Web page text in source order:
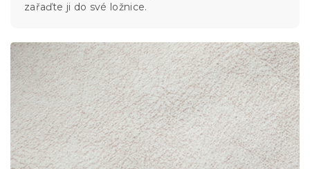
zařaďte ji do své ložnice.